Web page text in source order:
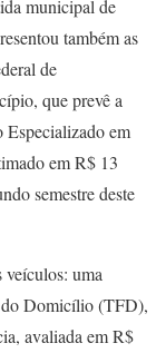
municipal de
também as
de
que prevê a
em
em R$ 13
semestre deste
uma
do Domicílio (TFD),
avaliada em R$